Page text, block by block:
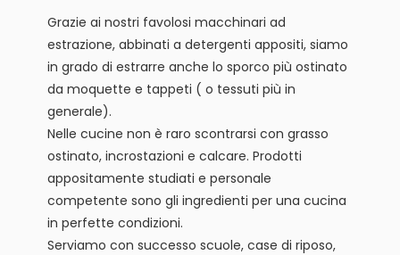
Grazie ai nostri favolosi macchinari ad
estrazione, abbinati a detergenti appositi, siamo
in grado di estrarre anche lo sporco più ostinato
da moquette e tappeti ( o tessuti più in
generale).
Nelle cucine non è raro scontrarsi con grasso
ostinato, incrostazioni e calcare. Prodotti
appositamente studiati e personale
competente sono gli ingredienti per una cucina
in perfette condizioni.
Serviamo con successo scuole, case di riposo,